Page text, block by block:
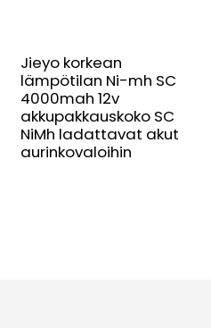
Jieyo korkean
lämpötilan Ni-mh SC
4000mah 12v
akkupakkauskoko SC
NiMh ladattavat akut
aurinkovaloihin